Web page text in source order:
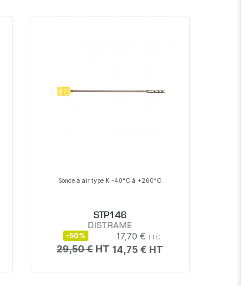
Sonde à air type K -40°C à +260°C
STP146
DISTRAME
17,70 €
14,75 €
29,50 €
-50%